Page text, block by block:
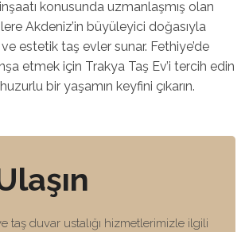
konusunda uzmanlaşmış olan
Akdeniz’in büyüleyici doğasıyla
estetik taş evler sunar. Fethiye’de
etmek için Trakya Taş Ev’i tercih edin
bir yaşamın keyfini çıkarın.
taş duvar ustalığı hizmetlerimizle ilgili